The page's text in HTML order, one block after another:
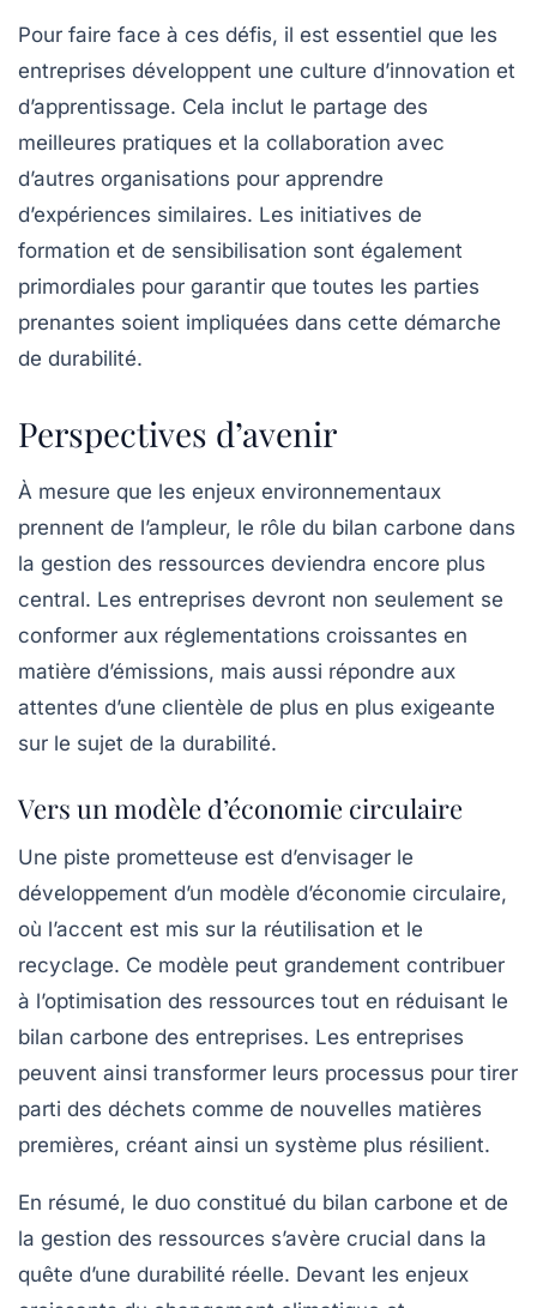
Pour faire face à ces défis, il est essentiel que les
entreprises développent une culture d’innovation et
d’apprentissage. Cela inclut le partage des
meilleures pratiques et la collaboration avec
d’autres organisations pour apprendre
d’expériences similaires. Les initiatives de
formation et de sensibilisation sont également
primordiales pour garantir que toutes les parties
prenantes soient impliquées dans cette démarche
de durabilité.
Perspectives d’avenir
À mesure que les enjeux environnementaux
prennent de l’ampleur, le rôle du bilan carbone dans
la gestion des ressources deviendra encore plus
central. Les entreprises devront non seulement se
conformer aux réglementations croissantes en
matière d’émissions, mais aussi répondre aux
attentes d’une clientèle de plus en plus exigeante
sur le sujet de la durabilité.
Vers un modèle d’économie circulaire
Une piste prometteuse est d’envisager le
développement d’un modèle d’économie circulaire,
où l’accent est mis sur la réutilisation et le
recyclage. Ce modèle peut grandement contribuer
à l’optimisation des ressources tout en réduisant le
bilan carbone des entreprises. Les entreprises
peuvent ainsi transformer leurs processus pour tirer
parti des déchets comme de nouvelles matières
premières, créant ainsi un système plus résilient.
En résumé, le duo constitué du bilan carbone et de
la gestion des ressources s’avère crucial dans la
quête d’une durabilité réelle. Devant les enjeux